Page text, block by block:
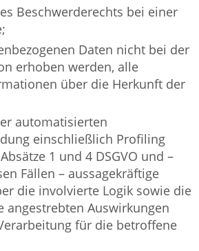
Beschwerderechts bei einer
Daten nicht bei der
erhoben werden, alle
über die Herkunft der
automatisierten
einschließlich Profiling
1 und 4 DSGVO und –
Fällen – aussagekräftige
die involvierte Logik sowie die
angestrebten Auswirkungen
für die betroffene